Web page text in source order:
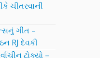
ચીતરવાની
ગીત –
RJ દેવકી
ટોક્યો –